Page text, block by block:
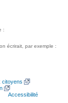
:
écrirait, par exemple :
citoyens
Accessibilité